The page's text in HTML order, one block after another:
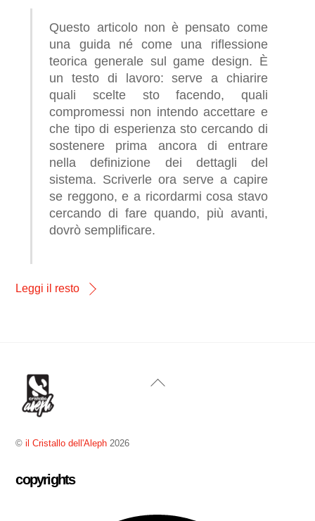
Questo articolo non è pensato come
una guida né come una riflessione
teorica generale sul game design. È
un testo di lavoro: serve a chiarire
quali scelte sto facendo, quali
compromessi non intendo accettare e
che tipo di esperienza sto cercando di
sostenere prima ancora di entrare
nella definizione dei dettagli del
sistema. Scriverle ora serve a capire
se reggono, e a ricordarmi cosa stavo
cercando di fare quando, più avanti,
dovrò semplificare.
Leggi il resto
Back
©il Cristallo dell'Aleph 2026
copyrights